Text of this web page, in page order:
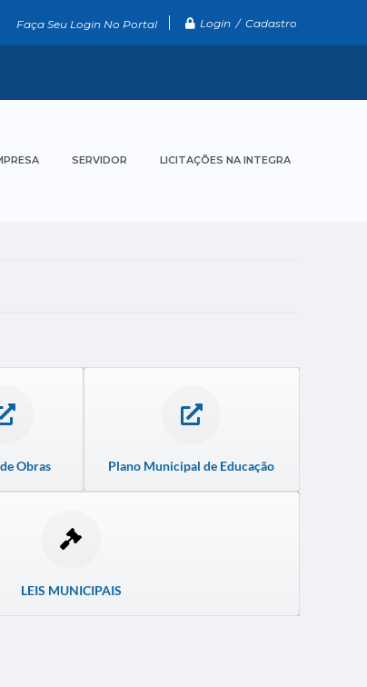
Faça Seu Login No Portal Login / Cadastro
SERVIDOR LICITAÇÕES NA INTEGRA
Obras Plano Municipal de Educação
LEIS MUNICIPAIS